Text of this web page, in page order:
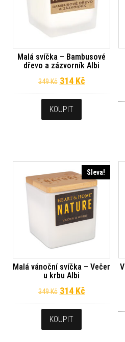
Malá svíčka – Bambusové
dřevo a zázvorník Albi
349Kč Původní cena
314 KčAktuální
KOUPIT
Sleva!
Malá vánoční svíčka – Večer
u krbu Albi
349Kč Původní cena
314 KčAktuální
KOUPIT